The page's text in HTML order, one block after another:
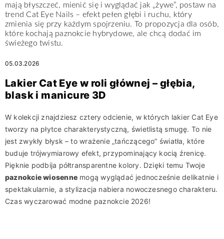
mają błyszczeć, mienić się i wyglądać jak „żywe”, postaw na
trend Cat Eye Nails – efekt pełen głębi i ruchu, który
zmienia się przy każdym spojrzeniu. To propozycja dla osób,
które kochają paznokcie hybrydowe, ale chcą dodać im
świeżego twistu.
05.03.2026
Lakier Cat Eye w roli głównej – głębia,
blask i manicure 3D
W kolekcji znajdziesz cztery odcienie, w których lakier Cat Eye
tworzy na płytce charakterystyczną, świetlistą smugę. To nie
jest zwykły błysk – to wrażenie „tańczącego” światła, które
buduje trójwymiarowy efekt, przypominający kocią źrenicę.
Pięknie podbija półtransparentne kolory. Dzięki temu Twoje
paznokcie wiosennemogą wyglądać jednocześnie delikatnie i
spektakularnie, a stylizacja nabiera nowoczesnego charakteru.
Czas wyczarować modne paznokcie 2026!